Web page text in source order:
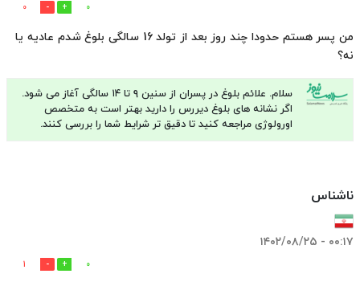
0
0
من پسر هستم حدودا چند روز بعد از تولد 16 سالگی بلوغ شدم عادیه یا
نه؟
پاسخ
سایت:
سلام. علائم بلوغ در پسران از سنین ۹ تا ۱۴ سالگی آغاز می شود.
اگر نشانه های بلوغ دیررس را دارید بهتر است به متخصص
اورولوژی مراجعه کنید تا دقیق تر شرایط شما را بررسی کنند.
ناشناس
۰۰:۱۷ - ۱۴۰۲/۰۸/۲۵
0
1